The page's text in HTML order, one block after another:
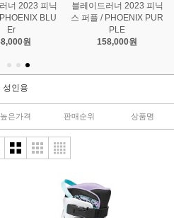
성인용
높은가격 판매순위 상품명